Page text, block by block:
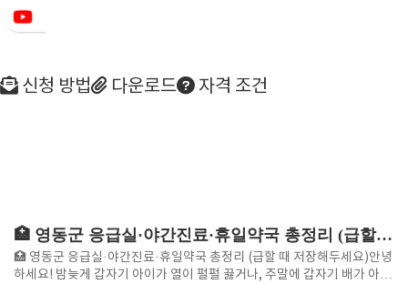
신청 방법 다운로드 자격 조건
🏥 영동군 응급실·야간진료·휴일약국 총정리 (급할 때 저장해두세요)
🏥 영동군 응급실·야간진료·휴일약국 총정리 (급할 때 저장해두세요)안녕
하세요! 밤늦게 갑자기 아이가 열이 펄펄 끓거나, 주말에 갑자기 배가 아파